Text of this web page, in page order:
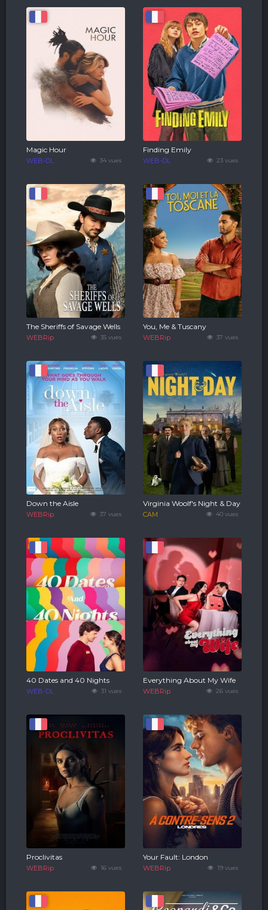
34 vues
Magic Hour
WEB-DL 23 vues
Finding Emily
WEB-DL
35 vues
The Sheriffs of Savage Wells
WEBRip 37 vues
You, Me & Tuscany
WEBRip
37 vues
Down the Aisle
WEBRip 40 vues
Virginia Woolf's Night & Day
CAM
31 vues
40 Dates and 40 Nights
WEB-DL 26 vues
Everything About My Wife
WEBRip
16 vues
Proclivitas
WEBRip 19 vues
Your Fault: London
WEBRip